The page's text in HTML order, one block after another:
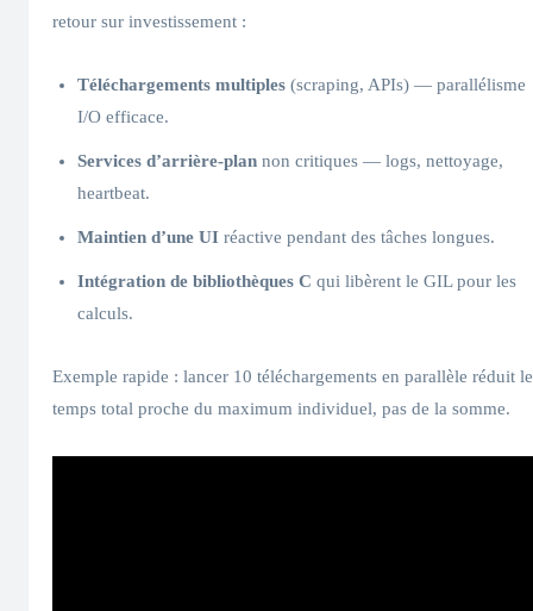
retour sur investissement :
Téléchargements multiples (scraping, APIs) — parallélisme
I/O efficace.
Services d’arrière-plan non critiques — logs, nettoyage,
heartbeat.
Maintien d’une UI réactive pendant des tâches longues.
Intégration de bibliothèques C qui libèrent le GIL pour les
calculs.
Exemple rapide : lancer 10 téléchargements en parallèle réduit le
temps total proche du maximum individuel, pas de la somme.